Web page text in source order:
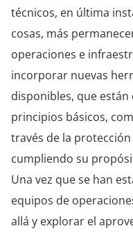
técnicos, en última
cosas, más
operaciones e
incorporar nuevas
disponibles, que
principios básicos,
través de la
cumpliendo su
Una vez que se han
equipos de
allá y explorar el